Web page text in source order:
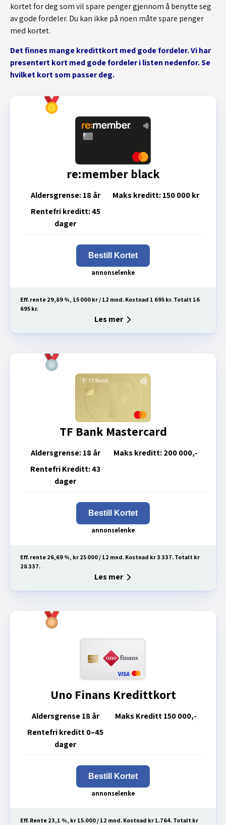
kortet for deg som vil spare penger gjennom å benytte seg
av gode fordeler. Du kan ikke på noen måte spare penger
med kortet.
Det finnes mange kredittkort med gode fordeler. Vi har
presentert kort med gode fordeler i listen nedenfor. Se
hvilket kort som passer deg.
re:member black
Aldersgrense:18 år Maks kreditt:150 000 kr
Rentefri kreditt:45
dager
Bestill Kortet
Eff. rente 29,89 %, 15 000 kr / 12 mnd. Kostnad 1 695 kr. Totalt 16
695 kr.
Les mer
TF Bank Mastercard
Aldersgrense:18 år Maks kreditt:200 000,-
Rentefri Kreditt:43
dager
Bestill Kortet
Eff. rente 26,69 %, kr 25 000 / 12 mnd. Kostnad kr 3 337. Totalt kr
28 337.
Les mer
Uno Finans Kredittkort
Aldersgrense18 år Maks Kreditt150 000,-
Rentefri kreditt0–45
dager
Bestill Kortet
Eff. Rente 23,1 %, kr 15.000 / 12 mnd. Kostnad kr 1.764. Totalt kr